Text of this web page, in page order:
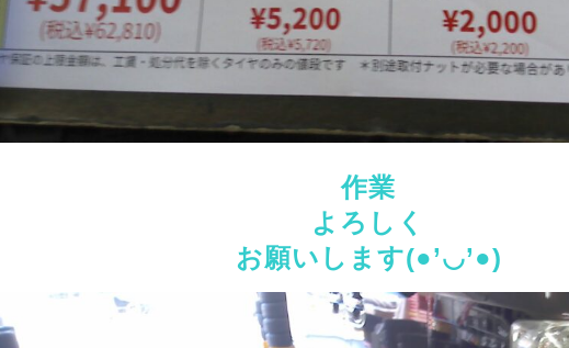
作業
よろしく
お願いします(●’◡’●)